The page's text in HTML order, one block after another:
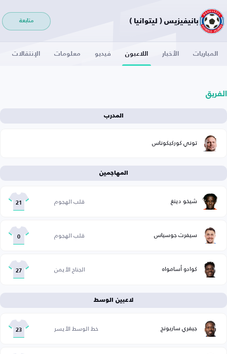
بانيفيزيس ( ليتوانيا ) متابعة
المباريات الأخبار اللاعبون فيديو معلومات الإنتقالات
الفريق
المدرب
توني كوركيكوناس
المهاجمين
شيخو دينغ قلب الهجوم 21
سيفرت جوسياس قلب الهجوم 0
كوادو أسامواه الجناح الأيمن 27
لاعبين الوسط
جيفري ساربونج خط الوسط الأيسر 23